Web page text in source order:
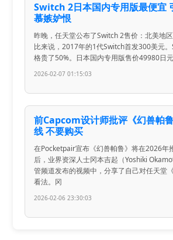
Switch 2日本国内专用版最便宜
慕嫉妒恨
昨晚，任天堂公布了Switch 2售价：北美地
比来说，2017年的1代Switch首发300美元
格贵了50%。日本国内专用版售价49980日
2026-02-07 01:15:03
前Capcom设计师批评《幻兽帕
线 不要购买
在Pocketpair宣布《幻兽帕鲁》将在2026年
后，业界资深人士冈本吉起（Yoshiki
管频道发布的视频中，分享了自己对任天堂
看法。冈
2026-02-06 23:30:03